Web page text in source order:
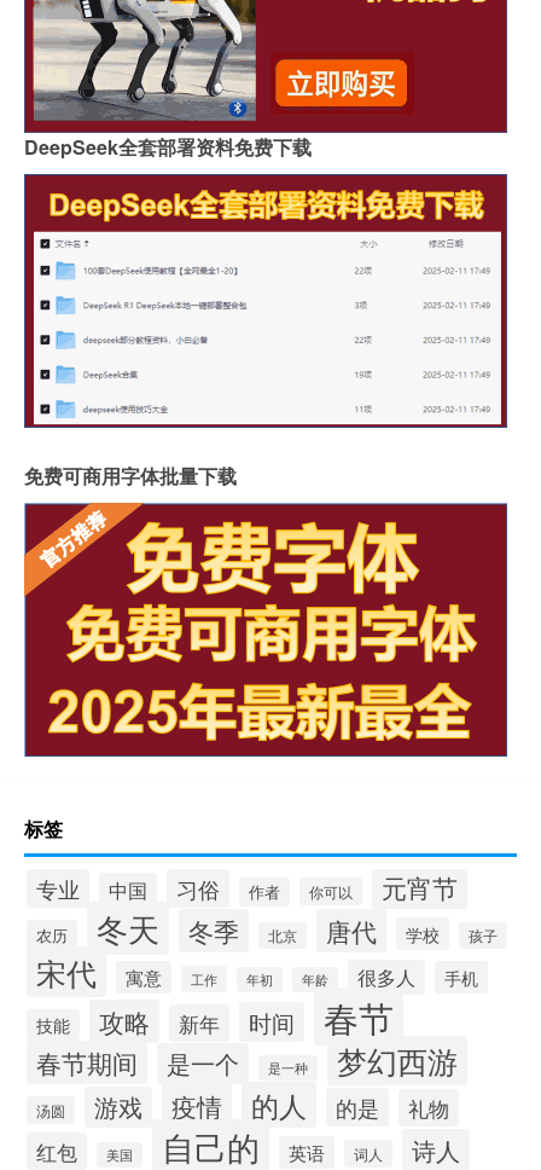
DeepSeek全套部署资料免费下载
免费可商用字体批量下载
标签
专业 中国 习俗 作者 你可以 元宵节
农历 冬天 冬季 北京 唐代 学校 孩子
宋代 寓意 工作 年初 年龄 很多人 手机
技能 攻略 新年 时间 春节
春节期间 是一个 是一种 梦幻西游
汤圆 游戏 疫情 的人 的是
礼物
红包
美国 自己的 英语 词人 诗人